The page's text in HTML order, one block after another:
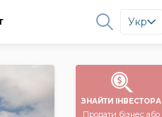
Укр
ЗНАЙТИ ІНВЕСТОРА
Продати бізнес або